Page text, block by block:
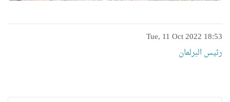
Tue, 11 Oct 2022 18:53
رئیس البرلمان